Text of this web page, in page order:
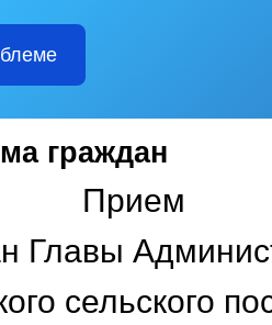
граждан
Прием
Главы
сельского